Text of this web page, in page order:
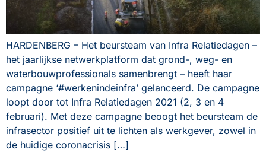
HARDENBERG – Het beursteam van Infra Relatiedagen –
het jaarlijkse netwerkplatform dat grond-, weg- en
waterbouwprofessionals samenbrengt – heeft haar
campagne ‘#werkenindeinfra’ gelanceerd. De campagne
loopt door tot Infra Relatiedagen 2021 (2, 3 en 4
februari). Met deze campagne beoogt het beursteam de
infrasector positief uit te lichten als werkgever, zowel in
de huidige coronacrisis […]